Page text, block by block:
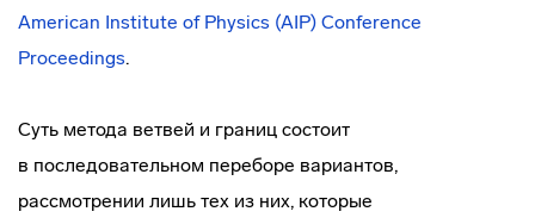
American Institute of Physics (AIP) Conference
Proceedings.
Суть метода ветвей и границ состоит
в последовательном переборе вариантов,
рассмотрении лишь тех из них, которые